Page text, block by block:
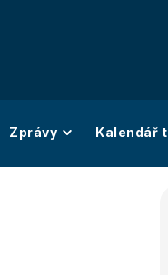
Zprávy Kalendář